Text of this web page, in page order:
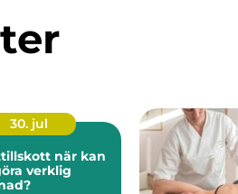
30. jul
när kan
verklig